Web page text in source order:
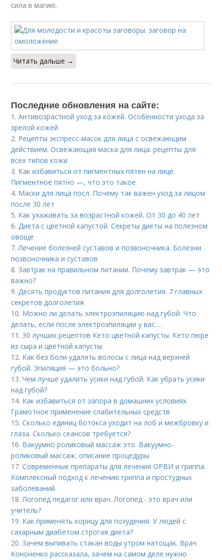
сила в магию.
Читать дальше →
Последние обновления на сайте:
1.Антивозрастной уход за кожей. Особенности ухода за
зрелой кожей
2. Рецепты экспресс-масок для лица с освежающим
действием. Освежающая маска для лица: рецепты для
всех типов кожи
3. Как избавиться от пигментных пятен на лице.
Пигментное пятно —, что это такое
4. Маски для лица посл. Почему так важен уход за лицом
после 30 лет
5. Как ухаживать за возрастной кожей. От 30 до 40 лет
6.Диета с цветной капустой. Секреты диеты на полезном
овоще
7.Лечение болезней суставов и позвоночника. Болезни
позвоночника и суставов
8.Завтрак на правильном питании. Почему завтрак — это
важно?
9.Десять продуктов питания для долголетия. 7 главных
секретов долголетия
10. Можно ли делать электроэпиляцию над губой. Что
делать, если после электроэпиляции у вас …
11. 30 лучших рецептов Кето цветной капусты. Кето пюре
из сыра и цветной капусты
12. Как без боли удалять волосы с лица над верхней
губой. Эпиляция — это больно?
13.Чем лучше удалить усики над губой. Как убрать усики
над губой?
14. Как избавиться от запора в домашних условиях.
Грамотное применение слабительных средств
15.Сколько единиц ботокса уходит на лоб и межбровку и
глаза. Сколько сеансов требуется?
16. Вакуумно роликовый массаж это. Вакуумно-
роликовый массаж: описание процедуры
17.Современные препараты для лечения ОРВИ и гриппа.
Комплексный подход к лечению гриппа и простудных
заболеваний
18.Логопед педагог или врач. Логопед - это врач или
учитель?
19. Как применять корицу для похудения. У людей с
сахарным диабетом строгая диета?
20.Зачем выпивать стакан воды утром натощак. Врач
Кононенко рассказала, зачем на самом деле нужно